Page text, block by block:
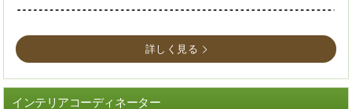
詳しく見る
インテリアコーディネーター